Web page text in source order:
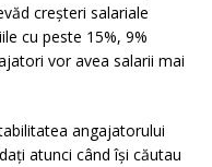
creșteri salariale
cu peste 15%, 9%
vor avea salarii mai
angajatorului
atunci când își căutau